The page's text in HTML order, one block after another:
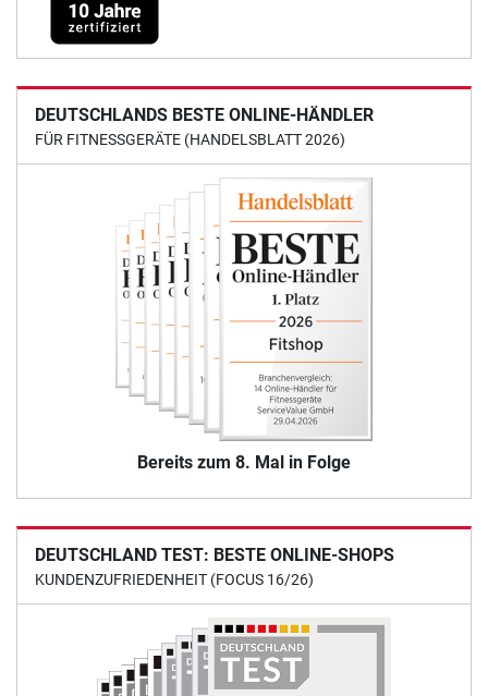
DEUTSCHLANDS BESTE ONLINE-HÄNDLER
FÜR FITNESSGERÄTE (HANDELSBLATT 2026)
Bereits zum 8. Mal in Folge
DEUTSCHLAND TEST: BESTE ONLINE-SHOPS
KUNDENZUFRIEDENHEIT (FOCUS 16/26)